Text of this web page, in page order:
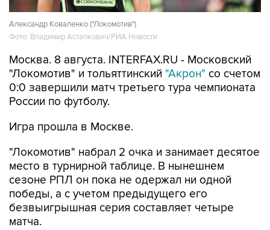
Александр Коваленко ("Локомотив")
Фото: Владимир Астапкович/РИА Новости
Москва. 8 августа. INTERFAX.RU - Московский
"Локомотив" и тольяттинский "Акрон" со счетом
0:0 завершили матч третьего тура чемпионата
России по футболу.
Игра прошла в Москве.
"Локомотив" набрал 2 очка и занимает десятое
место в турнирной таблице. В нынешнем
сезоне РПЛ он пока не одержал ни одной
победы, а с учетом предыдущего его
безвыигрышная серия составляет четыре
матча.